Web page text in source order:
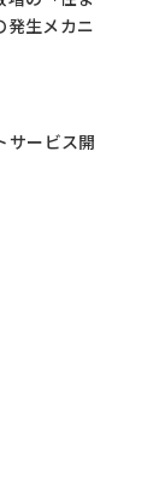
発生メカニ
サービス開